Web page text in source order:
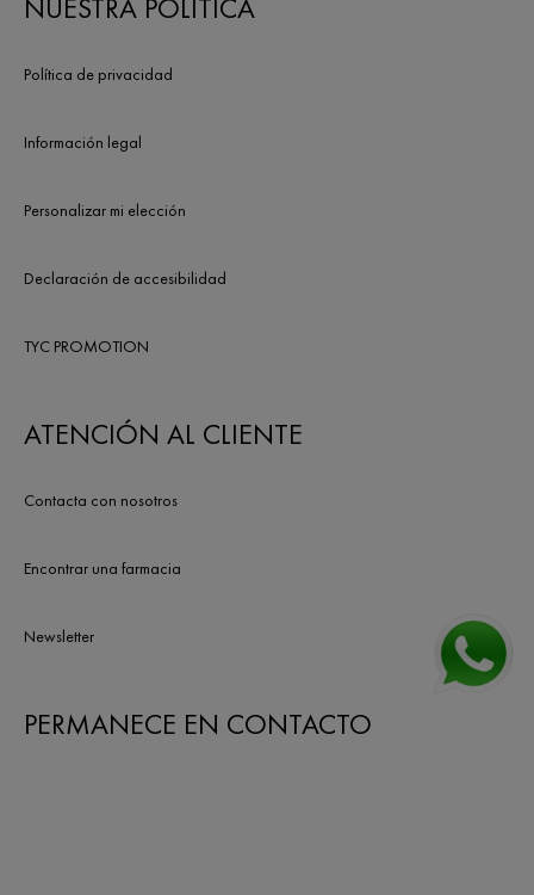
Política de privacidad
Información legal
Personalizar mi elección
Declaración de accesibilidad
TYC PROMOTION
ATENCIÓN AL CLIENTE
Contacta con nosotros
Encontrar una farmacia
Newsletter
PERMANECE EN CONTACTO